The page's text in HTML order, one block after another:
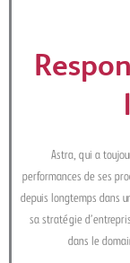
Astra, qui a
performances de ses
depuis longtemps dans
sa stratégie
dans le